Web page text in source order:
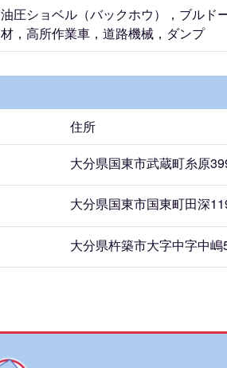
油圧ショベル（バックホウ），ブルド
材，高所作業車，道路機械，ダンプ
住所
大分県国東市武蔵町糸原
大分県国東市国東町田深
大分県杵築市大字中字中嶋